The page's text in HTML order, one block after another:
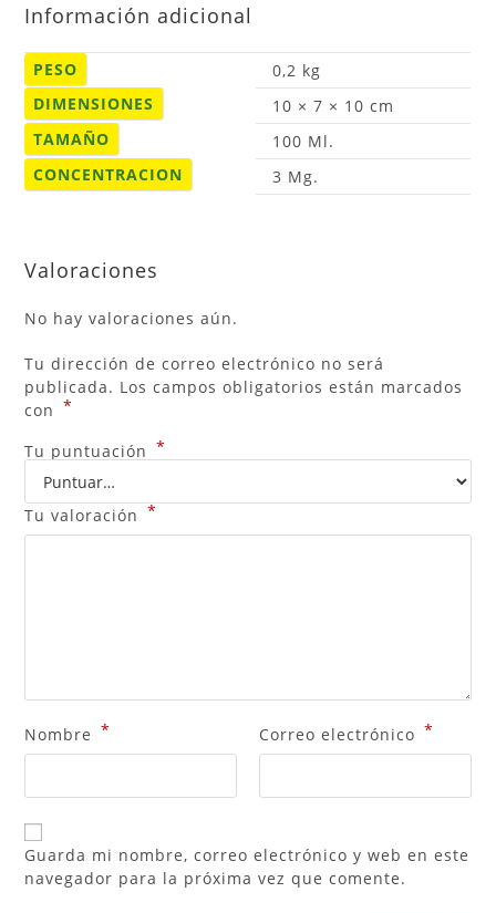
Información adicional
PESO
0,2 kg
DIMENSIONES
10 × 7 × 10 cm
TAMAÑO
100 Ml.
CONCENTRACION
3 Mg.
Valoraciones
No hay valoraciones aún.
Tu dirección de correo electrónico no será
publicada. Los campos obligatorios están marcados
con *
Tu puntuación *
Tu valoración *
Nombre * Correo electrónico *
Guarda mi nombre, correo electrónico y web en este
navegador para la próxima vez que comente.